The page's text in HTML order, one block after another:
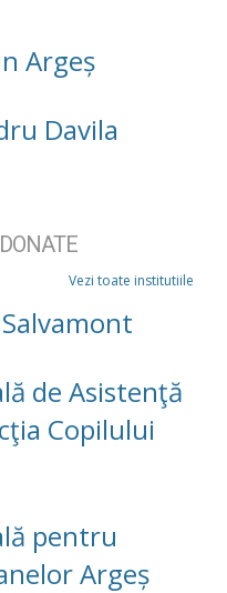
Argeș
Davila
Vezi toate institutiile
de Asistenţă
Copilului
pentru
Argeș